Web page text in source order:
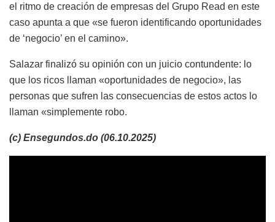
el ritmo de creación de empresas del Grupo Read en este
caso apunta a que «se fueron identificando oportunidades
de ‘negocio’ en el camino».
Salazar finalizó su opinión con un juicio contundente: lo
que los ricos llaman «oportunidades de negocio», las
personas que sufren las consecuencias de estos actos lo
llaman «simplemente robo.
(c) Ensegundos.do (06.10.2025)